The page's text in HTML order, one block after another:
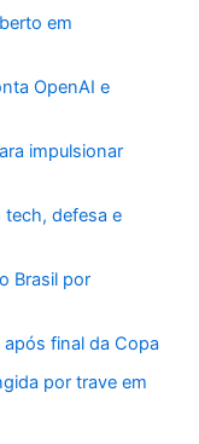
em
OpenAI e
impulsionar
tech, defesa e
Brasil por
final da Copa
por trave em